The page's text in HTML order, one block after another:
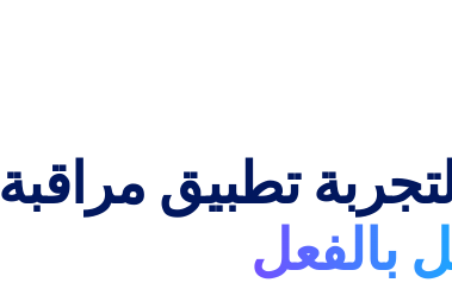
تطبيق مراقبة
بالفعل